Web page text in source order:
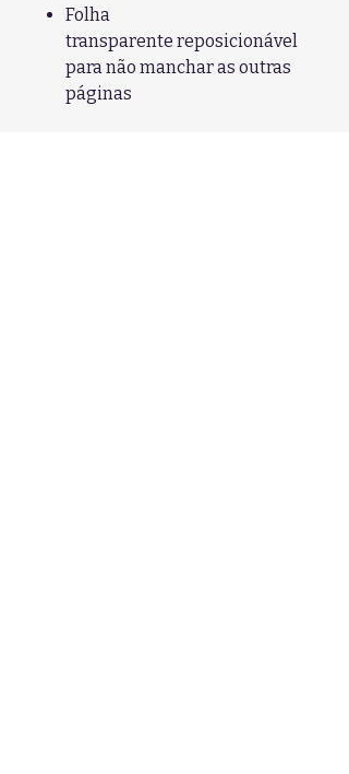
Folha
transparente reposicionável
para não manchar as outras
páginas